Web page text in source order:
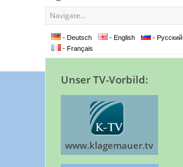
- Deutsch - English
- Pусский
- Français
Unser TV-Vorbild:
www.klagemauer.tv